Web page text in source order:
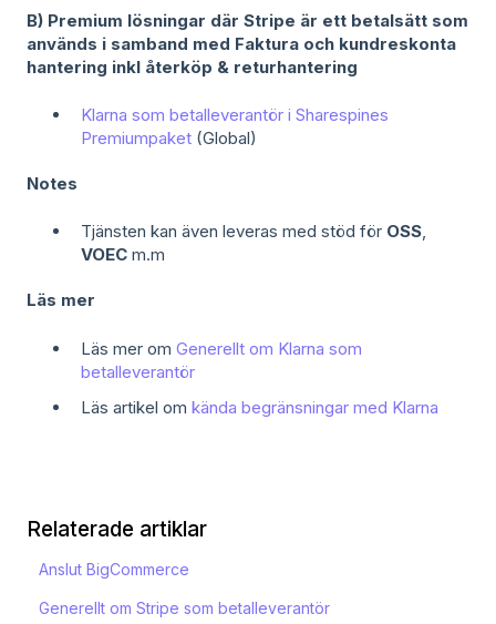
B) Premium lösningar där Stripe är ett betalsätt som
används i samband med Faktura och kundreskonta
hantering inkl återköp & returhantering
Klarna som betalleverantör i Sharespines
Premiumpaket (Global)
Notes
Tjänsten kan även leveras med stöd för OSS,
VOEC m.m
Läs mer
Läs mer om Generellt om Klarna som
betalleverantör
Läs artikel om kända begränsningar med Klarna
Relaterade artiklar
Anslut BigCommerce
Generellt om Stripe som betalleverantör